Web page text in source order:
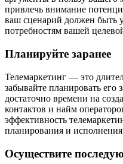
привлечь внимание
ваш сценарий должен быть
потребностям вашей
Планируйте заранее
Телемаркетинг — это
забывайте планировать его
достаточно времени на
контактов и найм
эффективность
планирования и
Осуществите